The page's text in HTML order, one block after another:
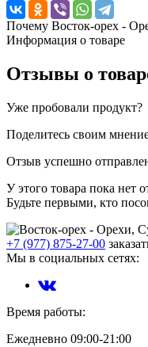
Почему Восток-орех -
Информация о товаре
Отзывы о
Уже пробовали продукт?
Поделитесь своим
Отзыв успешно
У этого товара пока нет
Будьте первыми, кто
+7 (977) 875-27-00
Мы в социальных сетях:
Время работы:
Ежедневно 09:00-21:00